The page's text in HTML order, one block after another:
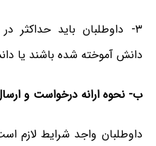
۳- داوطلبان باید
دانش آموخته شده باشند یا
ب- نحوه ارانه درخواست و